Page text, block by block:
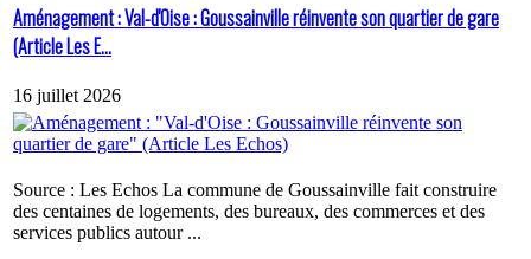
Aménagement : Val-d'Oise : Goussainville réinvente son quartier de gare
(Article Les E...
16 juillet 2026
Source : Les Echos La commune de Goussainville fait construire
des centaines de logements, des bureaux, des commerces et des
services publics autour ...